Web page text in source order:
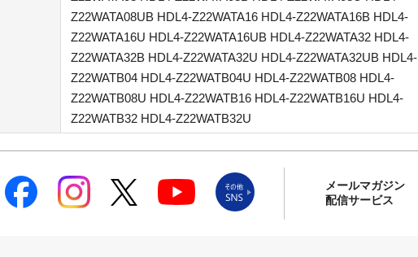
Z22WATA08UB HDL4-Z22WATA16 HDL4-Z22WATA16B HDL4-
Z22WATA16U HDL4-Z22WATA16UB HDL4-Z22WATA32 HDL4-
Z22WATA32B HDL4-Z22WATA32U HDL4-Z22WATA32UB HDL4-
Z22WATB04 HDL4-Z22WATB04U HDL4-Z22WATB08 HDL4-
Z22WATB08U HDL4-Z22WATB16 HDL4-Z22WATB16U HDL4-
Z22WATB32 HDL4-Z22WATB32U
メールマガジン
配信サービス